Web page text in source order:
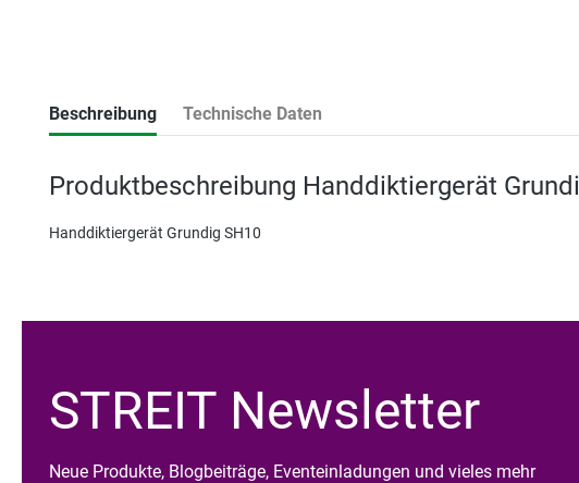
Beschreibung Technische Daten
Produktbeschreibung Handdiktiergerät
Handdiktiergerät Grundig SH10
STREIT Newsletter
Neue Produkte, Blogbeiträge, Eventeinladungen und vieles mehr